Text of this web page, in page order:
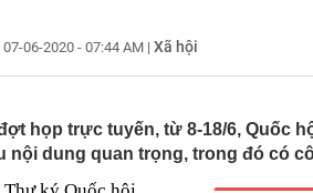
Chứng khoán Vietcap dự
ngay trong tháng 8
00:01
Nắm trong tay Điện Máy
MWG chỉ ngang DMX
07-06-2020 - 07:44 AM | Xã hội
họp trực tuyến, từ 8-18/6, Quốc
nội dung quan trọng, trong đó có